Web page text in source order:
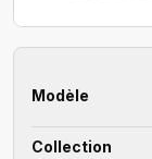
Modèle
Collection